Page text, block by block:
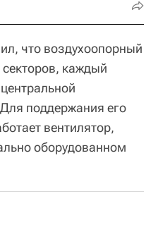
что воздухоопорный
секторов, каждый
поддержания его
вентилятор,
оборудованном